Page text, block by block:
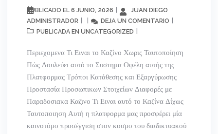
PUBLICADO EL 6 JUNIO, 2026
JUAN DIEGO
ADMINISTRADOR
DEJA UN COMENTARIO
PUBLICADA EN UNCATEGORIZED
Περιεχομενα Τι Ειναι το Καζίνο Χωρις Ταυτοποίηση
Πώς Δουλεύει αυτό το Συστημα Οφέλη αυτής της
Πλατφορμας Τρόποι Κατάθεσης και Εξαργύρωσης
Προστασία Προσωπικων Στοιχείων Διαφορές με
Παραδοσιακα Καζινο Τι Ειναι αυτό το Καζίνα Δίχως
Ταυτοποιηση Αυτή η πλατφορμα μας προσφέρει μία
καινοτόμο προσέγγιση στον κοσμο του διαδικτυακού